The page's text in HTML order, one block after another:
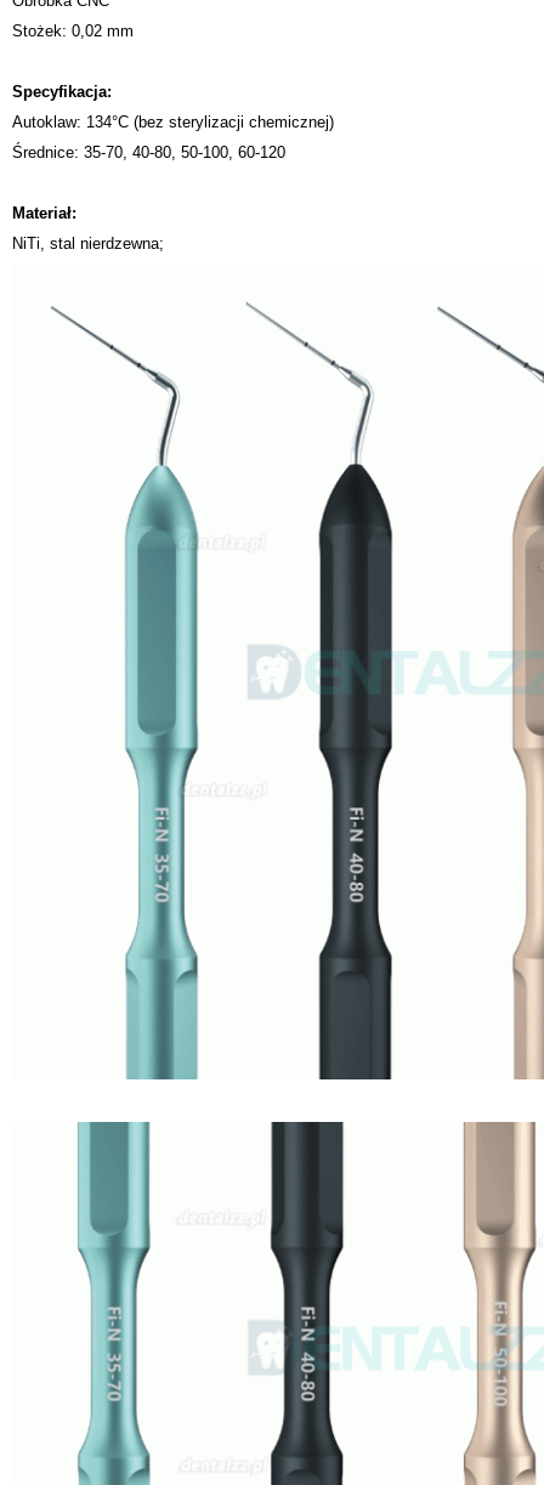
Stożek: 0,02 mm
Specyfikacja:
Autoklaw: 134°C (bez sterylizacji chemicznej)
Średnice: 35-70, 40-80, 50-100, 60-120
Materiał:
NiTi, stal nierdzewna;